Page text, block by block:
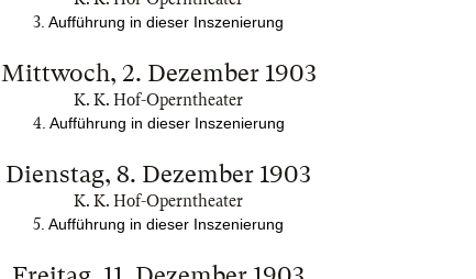
3 Aufführung in dieser Inszenierung
Mittwoch, 2. Dezember 1903
K. K. Hof-Operntheater
4. Aufführung in dieser Inszenierung
Dienstag, 8. Dezember 1903
K. K. Hof-Operntheater
5 Aufführung in dieser Inszenierung